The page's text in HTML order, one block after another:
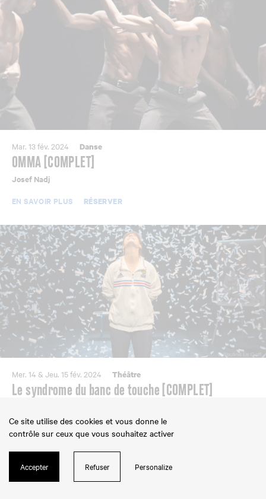
Mar. 13 fév. 2024 Danse
OMMA [COMPLET]
Josef Nadj
EN SAVOIR PLUS
RÉSERVER
Mer. 14 & Jeu. 15 fév. 2024 Théâtre
Le syndrome du banc de touche [COMPLET]
EN SAVOIR PLUS
Ce site utilise des cookies et vous donne le
contrôle sur ceux que vous souhaitez activer
Accepter Refuser Personalize